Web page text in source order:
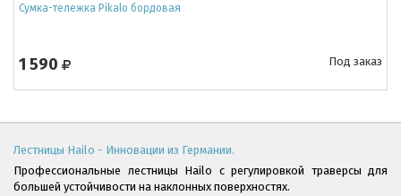
Сумка-тележка Pikalo бордовая
1 590 Под заказ
Лестницы Hailo - Инновации из Германии.
Профессиональные лестницы Hailo с регулировкой траверсы для
большей устойчивости на наклонных поверхностях.